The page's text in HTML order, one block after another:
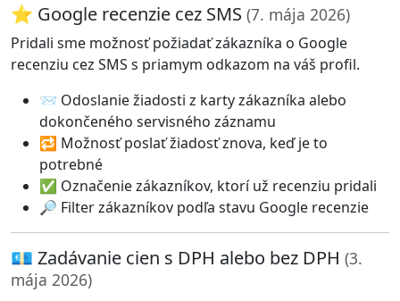
⭐ Google recenzie cez SMS (7. mája 2026)
Pridali sme možnosť požiadať zákazníka o Google
recenziu cez SMS s priamym odkazom na váš profil.
📨 Odoslanie žiadosti z karty zákazníka alebo
dokončeného servisného záznamu
🔁 Možnosť poslať žiadosť znova, keď je to
potrebné
✅ Označenie zákazníkov, ktorí už recenziu pridali
🔎 Filter zákazníkov podľa stavu Google recenzie
💶 Zadávanie cien s DPH alebo bez DPH (3.
mája 2026)